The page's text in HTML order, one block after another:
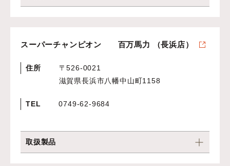
スーパーチャンピオン 百万馬力 （長浜店）
住所
〒526-0021
滋賀県長浜市八幡中山町1158
TEL 0749-62-9684
取扱製品